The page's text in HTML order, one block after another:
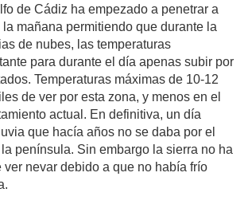
de Cádiz ha empezado a penetrar a
mañana permitiendo que durante la
de nubes, las temperaturas
para durante el día apenas subir por
Temperaturas máximas de 10-12
de ver por esta zona, y menos en el
actual. En definitiva, un día
que hacía años no se daba por el
la península. Sin embargo la sierra no ha
ver nevar debido a que no había frío